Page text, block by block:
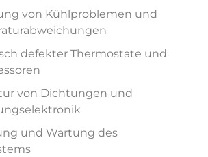
von Kühlproblemen und
defekter Thermostate und
von Dichtungen und
und Wartung des